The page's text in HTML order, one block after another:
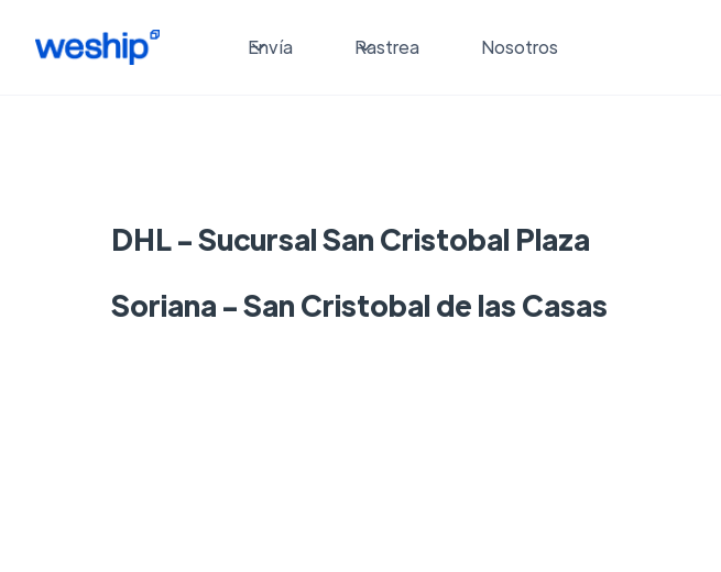
Envía Rastrea Nosotros
DHL - Sucursal San Cristobal Plaza
Soriana - San Cristobal de las Casas